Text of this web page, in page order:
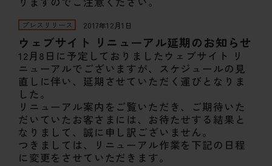
プレスリリース 2017年12月1日
ウェブサイト リニューアル延期のお知らせ
12月8日に予定しておりましたウェブサイト リ
ニューアルでございますが、スケジュールの見
直しに伴い、延期させていただく運びとなりま
した。
リニューアル案内をご覧いただき、ご期待いた
だいていたお客さまには、お待たせする結果と
なりまして、誠に申し訳ございません。
つきましては、リニューアル作業を下記の日程
に変更をさせていただきます。